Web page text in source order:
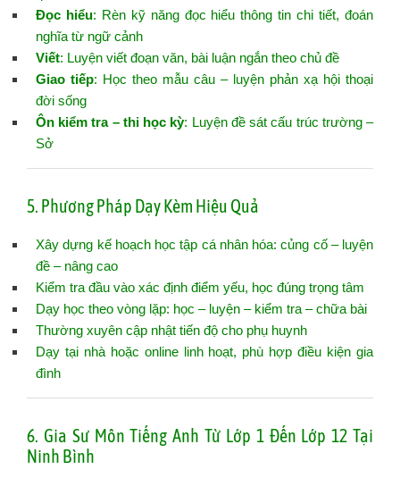
Đọc hiểu: Rèn kỹ năng đọc hiểu thông tin chi tiết, đoán
nghĩa từ ngữ cảnh
Viết: Luyện viết đoạn văn, bài luận ngắn theo chủ đề
Giao tiếp: Học theo mẫu câu – luyện phản xạ hội thoại
đời sống
Ôn kiểm tra – thi học kỳ: Luyện đề sát cấu trúc trường –
Sở
5. Phương Pháp Dạy Kèm Hiệu Quả
Xây dựng kế hoạch học tập cá nhân hóa: củng cố – luyện
đề – nâng cao
Kiểm tra đầu vào xác định điểm yếu, học đúng trọng tâm
Dạy học theo vòng lặp: học – luyện – kiểm tra – chữa bài
Thường xuyên cập nhật tiến độ cho phụ huynh
Dạy tại nhà hoặc online linh hoạt, phù hợp điều kiện gia
đình
6. Gia Sư Môn Tiếng Anh Từ Lớp 1 Đến Lớp 12 Tại
Ninh Bình